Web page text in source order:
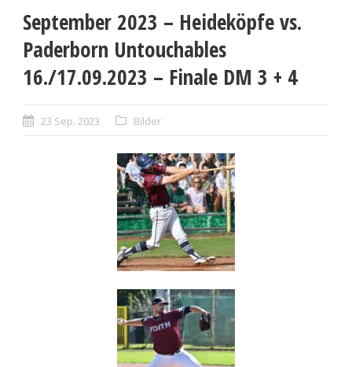
September 2023 – Heideköpfe vs.
Paderborn Untouchables
16./17.09.2023 – Finale DM 3 + 4
23 Sep. 2023 Bilder